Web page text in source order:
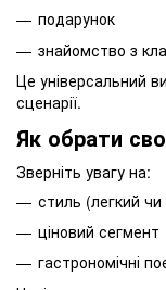
подарунок
знайомство з
Це універсальний
сценарії.
Як обрати
Зверніть увагу на:
стиль (легкий
ціновий сегмент
гастрономічні